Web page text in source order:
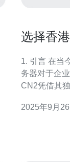
选择香
1. 引言 在当今互联网高速发展的时代，选择合适的服
务器对于企
CN2凭借其
务器CN2的理由与优势。 2.
2025年9月26